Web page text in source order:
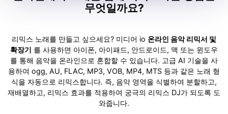
무엇일까요?
리믹스 노래를 만들고 싶으세요? 미디어 io 온라인 음악 리믹서 및
확장기 를 사용하면 아이폰, 아이패드, 안드로이드, 맥 또는 윈도우
를 통해 음악을 온라인으로 혼합할 수 있습니다. 고급 AI 기술을 사
용하여 ogg, AU, FLAC, MP3, VOB, MP4, MTS 등과 같은 노래 형
식을 자동으로 리믹스합니다. 즉, 음악 영역을 식별하여 분할하고,
재배열하고, 리믹스 효과를 적용하여 궁극의 리믹스 DJ가 되도록 도
와줍니다.